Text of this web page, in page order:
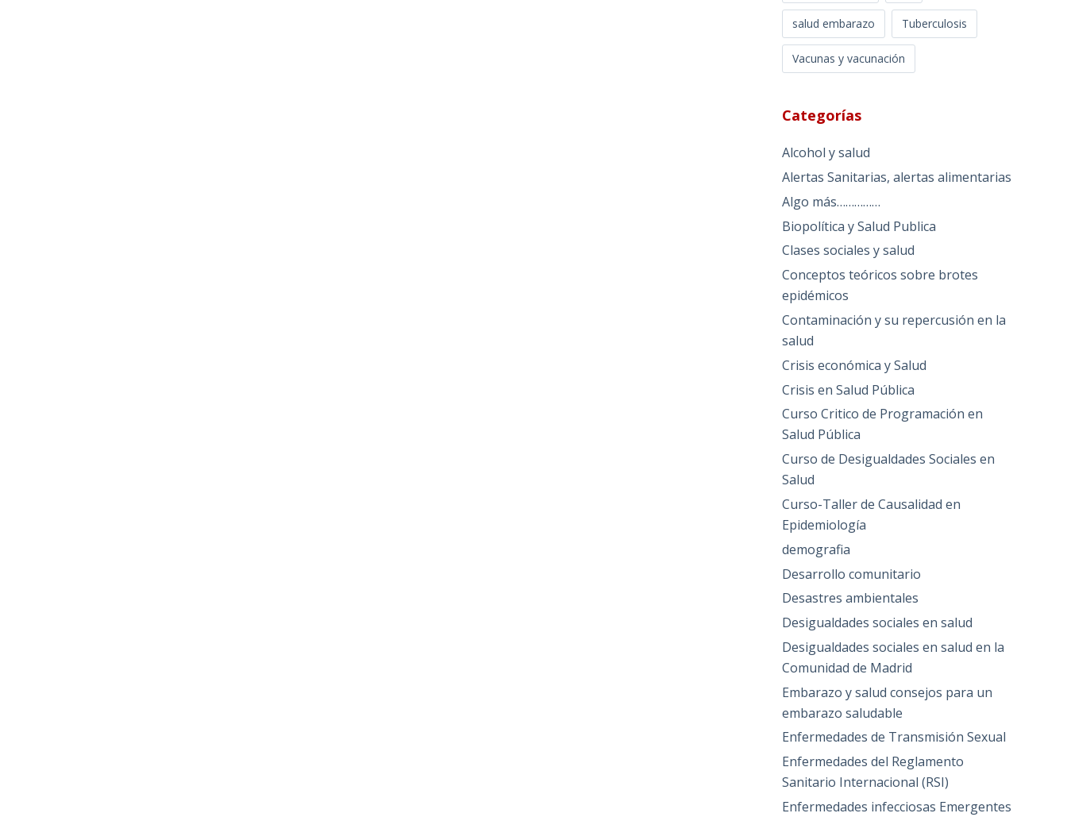
salud embarazo Tuberculosis
Vacunas y vacunación
Categorías
Alcohol y salud
Alertas Sanitarias, alertas alimentarias
Algo más……………
Biopolítica y Salud Publica
Clases sociales y salud
Conceptos teóricos sobre brotes
epidémicos
Contaminación y su repercusión en la
salud
Crisis económica y Salud
Crisis en Salud Pública
Curso Critico de Programación en
Salud Pública
Curso de Desigualdades Sociales en
Salud
Curso-Taller de Causalidad en
Epidemiología
demografia
Desarrollo comunitario
Desastres ambientales
Desigualdades sociales en salud
Desigualdades sociales en salud en la
Comunidad de Madrid
Embarazo y salud consejos para un
embarazo saludable
Enfermedades de Transmisión Sexual
Enfermedades del Reglamento
Sanitario Internacional (RSI)
Enfermedades infecciosas Emergentes